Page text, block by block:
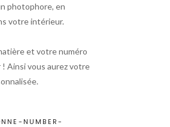
photophore, en
votre intérieur.
et votre numéro
Ainsi vous aurez votre
NUMBER-